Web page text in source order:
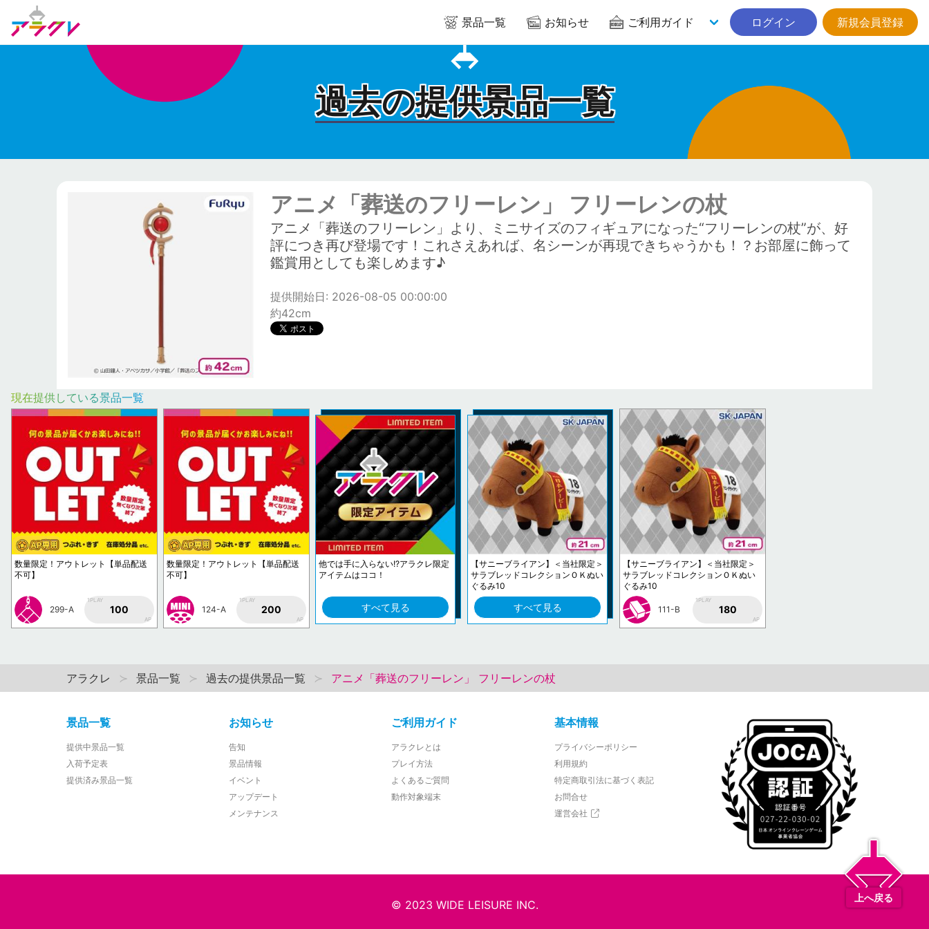
景品一覧 お知らせ ご利用ガイド ログイン 新規会員登録
過去の提供景品一覧
アニメ「葬送のフリーレン」 フリーレンの杖
アニメ「葬送のフリーレン」より、ミニサイズのフィギュアになった“フリーレンの杖”が、好
評につき再び登場です！これさえあれば、名シーンが再現できちゃうかも！？お部屋に飾って
鑑賞用としても楽しめます♪
提供開始日: 2026-08-05 00:00:00
約42cm
現在提供している景品一覧
数量限定！アウトレット【単品配送
不可】
299-A
1PLAY
100
AP
数量限定！アウトレット【単品配送
不可】
124-A
1PLAY
200
AP
他では手に入らない!?アラクレ限定
アイテムはココ！
すべて見る
【サニーブライアン】＜当社限定＞
サラブレッドコレクションＯＫぬい
ぐるみ10
すべて見る
【サニーブライアン】＜当社限定＞
サラブレッドコレクションＯＫぬい
ぐるみ10
111-B
1PLAY
180
AP
アラクレ 景品一覧 過去の提供景品一覧 アニメ「葬送のフリーレン」 フリーレンの杖
景品一覧
提供中景品一覧
入荷予定表
提供済み景品一覧
お知らせ
告知
景品情報
イベント
アップデート
メンテナンス
ご利用ガイド
アラクレとは
プレイ方法
よくあるご質問
動作対象端末
基本情報
プライバシーポリシー
利用規約
特定商取引法に基づく表記
お問合せ
運営会社
© 2023 WIDE LEISURE INC.
上へ戻る